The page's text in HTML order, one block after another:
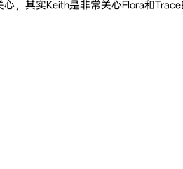
，其实Keith是非常关心Flora和